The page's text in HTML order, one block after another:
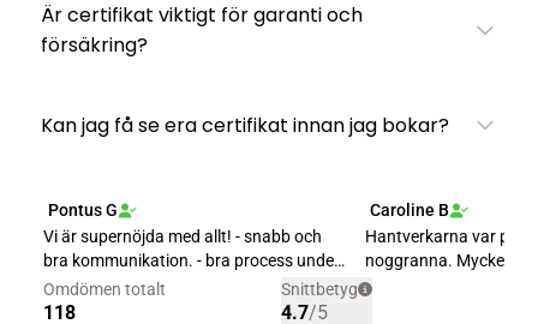
Är certifikat viktigt för garanti och
försäkring?
Kan jag få se era certifikat innan jag bokar?